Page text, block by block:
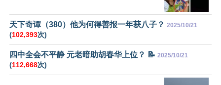
天下奇谭（380）他为何得善报一年获八子？ 2025/10/21
(102,393次)
四中全会不平静 元老暗助胡春华上位？ 📝 2025/10/21
(112,668次)